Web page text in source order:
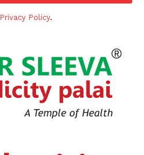
Privacy Policy.